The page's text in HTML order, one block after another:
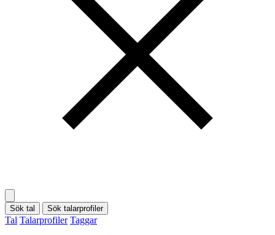
Sök tal Sök talarprofiler
Tal Talarprofiler Taggar